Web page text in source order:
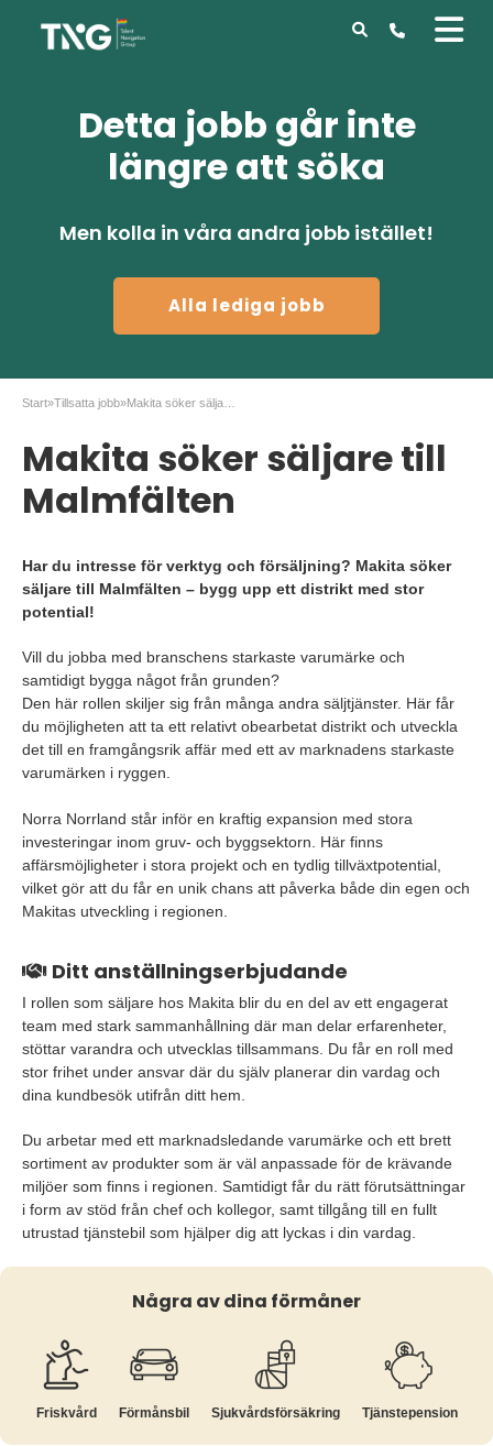
Detta jobb går inte
längre att söka
Men kolla in våra andra jobb istället!
Alla lediga jobb
Start»Tillsatta jobb»
Makita söker säljare till
Malmfälten
Har du intresse för verktyg och försäljning? Makita söker
säljare till Malmfälten – bygg upp ett distrikt med stor
potential!
Vill du jobba med branschens starkaste varumärke och
samtidigt bygga något från grunden?
Den här rollen skiljer sig från många andra säljtjänster. Här får
du möjligheten att ta ett relativt obearbetat distrikt och utveckla
det till en framgångsrik affär med ett av marknadens starkaste
varumärken i ryggen.
Norra Norrland står inför en kraftig expansion med stora
investeringar inom gruv- och byggsektorn. Här finns
affärsmöjligheter i stora projekt och en tydlig tillväxtpotential,
vilket gör att du får en unik chans att påverka både din egen och
Makitas utveckling i regionen.
Ditt anställningserbjudande
I rollen som säljare hos Makita blir du en del av ett engagerat
team med stark sammanhållning där man delar erfarenheter,
stöttar varandra och utvecklas tillsammans. Du får en roll med
stor frihet under ansvar där du själv planerar din vardag och
dina kundbesök utifrån ditt hem.
Du arbetar med ett marknadsledande varumärke och ett brett
sortiment av produkter som är väl anpassade för de krävande
miljöer som finns i regionen. Samtidigt får du rätt förutsättningar
i form av stöd från chef och kollegor, samt tillgång till en fullt
utrustad tjänstebil som hjälper dig att lyckas i din vardag.
Några av dina förmåner
Friskvård Förmånsbil Sjukvårds­försäkring Tjänste­pension